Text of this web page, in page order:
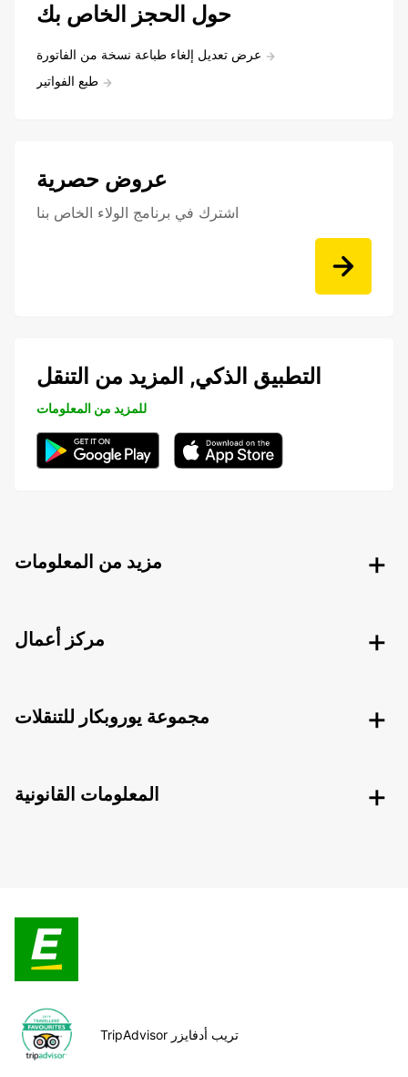
حول الحجز الخاص بك
عرض تعديل إلغاء طباعة نسخة من الفاتورة
طبع الفواتير
عروض حصرية
اشترك في برنامج الولاء الخاص بنا
التطبيق الذكي, المزيد من التنقل
للمزيد من المعلومات
مزيد من المعلومات
مركز أعمال
مجموعة يوروبكار للتنقلات
المعلومات القانونية
TripAdvisor تريب أدفايزر